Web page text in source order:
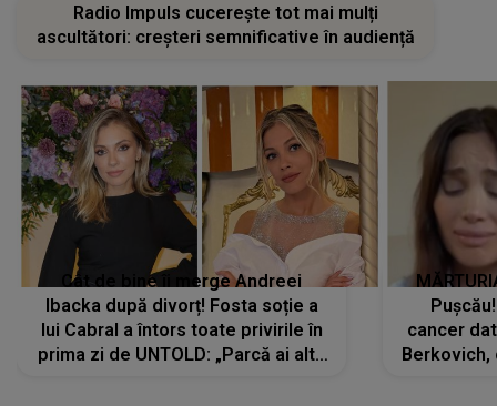
Radio Impuls cucerește tot mai mulți
ascultători: creșteri semnificative în audiență
Cât de bine îi merge Andreei
Ibacka după divorț! Fosta soție a
lui Cabral a întors toate privirile în
prima zi de UNTOLD: „Parcă ai altă
cancer
Berkovich,